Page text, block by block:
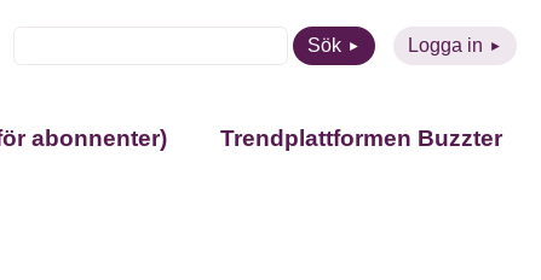
Sök Logga in
abonnenter) Trendplattformen Buzzter